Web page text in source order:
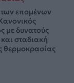
επομένων
με δυνατούς
σταδιακή
θερμοκρασίας